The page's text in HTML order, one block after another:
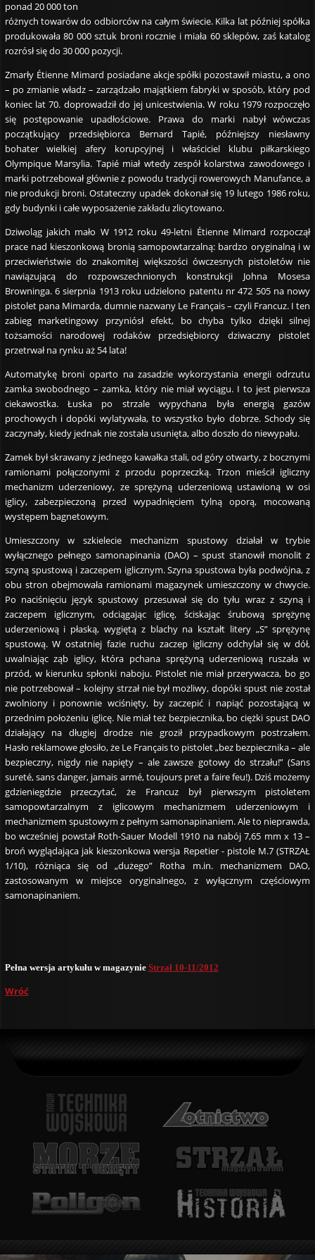
ponad 20 000 ton
różnych towarów do odbiorców na całym świecie. Kilka lat później spółka
produkowała 80 000 sztuk broni rocznie i miała 60 sklepów, zaś katalog
rozrósł się do 30 000 pozycji.
Zmarły Étienne Mimard posiadane akcje spółki pozostawił miastu, a ono
– po zmianie władz – zarządzało majątkiem fabryki w sposób, który pod
koniec lat 70. doprowadził do jej unicestwienia. W roku 1979 rozpoczęło
się postępowanie upadłościowe. Prawa do marki nabył wówczas
początkujący przedsiębiorca Bernard Tapié, późniejszy niesławny
bohater wielkiej afery korupcyjnej i właściciel klubu piłkarskiego
Olympique Marsylia. Tapié miał wtedy zespół kolarstwa zawodowego i
marki potrzebował głównie z powodu tradycji rowerowych Manufance, a
nie produkcji broni. Ostateczny upadek dokonał się 19 lutego 1986 roku,
gdy budynki i całe wyposażenie zakładu zlicytowano.
Dziwoląg jakich mało W 1912 roku 49-letni Étienne Mimard rozpoczął
prace nad kieszonkową bronią samopowtarzalną: bardzo oryginalną i w
przeciwieństwie do znakomitej większości ówczesnych pistoletów nie
nawiązującą do rozpowszechnionych konstrukcji Johna Mosesa
Browninga. 6 sierpnia 1913 roku udzielono patentu nr 472 505 na nowy
pistolet pana Mimarda, dumnie nazwany Le Français – czyli Francuz. I ten
zabieg marketingowy przyniósł efekt, bo chyba tylko dzięki silnej
tożsamości narodowej rodaków przedsiębiorcy dziwaczny pistolet
przetrwał na rynku aż 54 lata!
Automatykę broni oparto na zasadzie wykorzystania energii odrzutu
zamka swobodnego – zamka, który nie miał wyciągu. I to jest pierwsza
ciekawostka. Łuska po strzale wypychana była energią gazów
prochowych i dopóki wylatywała, to wszystko było dobrze. Schody się
zaczynały, kiedy jednak nie została usunięta, albo doszło do niewypału.
Zamek był skrawany z jednego kawałka stali, od góry otwarty, z bocznymi
ramionami połączonymi z przodu poprzeczką. Trzon mieścił igliczny
mechanizm uderzeniowy, ze sprężyną uderzeniową ustawioną w osi
iglicy, zabezpieczoną przed wypadnięciem tylną oporą, mocowaną
występem bagnetowym.
Umieszczony w szkielecie mechanizm spustowy działał w trybie
wyłącznego pełnego samonapinania (DAO) – spust stanowił monolit z
szyną spustową i zaczepem iglicznym. Szyna spustowa była podwójna, z
obu stron obejmowała ramionami magazynek umieszczony w chwycie.
Po naciśnięciu język spustowy przesuwał się do tyłu wraz z szyną i
zaczepem iglicznym, odciągając iglicę, ściskając śrubową sprężynę
uderzeniową i płaską, wygiętą z blachy na kształt litery „S” sprężynę
spustową. W ostatniej fazie ruchu zaczep igliczny odchylał się w dół,
uwalniając ząb iglicy, która pchana sprężyną uderzeniową ruszała w
przód, w kierunku spłonki naboju. Pistolet nie miał przerywacza, bo go
nie potrzebował – kolejny strzał nie był możliwy, dopóki spust nie został
zwolniony i ponownie wciśnięty, by zaczepić i napiąć pozostającą w
przednim położeniu iglicę. Nie miał też bezpiecznika, bo ciężki spust DAO
działający na długiej drodze nie groził przypadkowym postrzałem.
Hasło reklamowe głosiło, że Le Français to pistolet „bez bezpiecznika – ale
bezpieczny, nigdy nie napięty – ale zawsze gotowy do strzału!” (Sans
sureté, sans danger, jamais armé, toujours pret a faire feu!). Dziś możemy
gdzieniegdzie przeczytać, że Francuz był pierwszym pistoletem
samopowtarzalnym z iglicowym mechanizmem uderzeniowym i
mechanizmem spustowym z pełnym samonapinaniem. Ale to nieprawda,
bo wcześniej powstał Roth-Sauer Modell 1910 na nabój 7,65 mm x 13 –
broń wyglądająca jak kieszonkowa wersja Repetier - pistole M.7 (STRZAŁ
1/10), różniąca się od „dużego” Rotha m.in. mechanizmem DAO,
zastosowanym w miejsce oryginalnego, z wyłącznym częściowym
samonapinaniem.
Pełna wersja artykułu w magazynie Strzał 10-11/2012
Wróć